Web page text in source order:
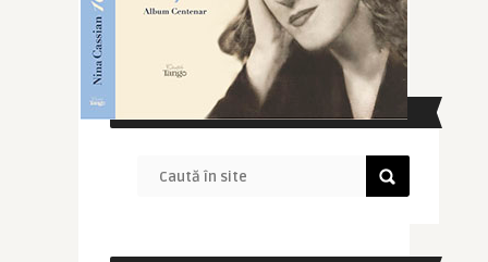
CAUTĂ ÎN SITE